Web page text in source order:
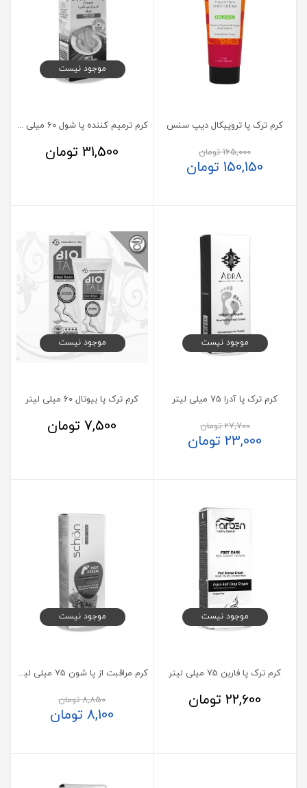
کرم ترک پا تروپیکال دیپ سنس
165,000تومان
150,150 تومان
موجود نیست
کرم ترمیم کننده پا شول 60 میلی لیتر
31,500تومان
موجود نیست
کرم ترک پا آدرا 75 میلی لیتر
27,700تومان
23,000تومان
موجود نیست
کرم ترک پا بیوتال 60 میلی لیتر
7,500تومان
موجود نیست
کرم ترک پا فاربن 75 میلی لیتر
22,600تومان
موجود نیست
کرم مراقبت از پا شون 75 میلی لیتر
8,850تومان
8,100تومان